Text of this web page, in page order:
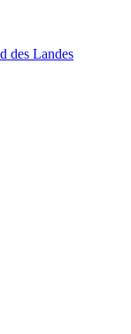
des Landes